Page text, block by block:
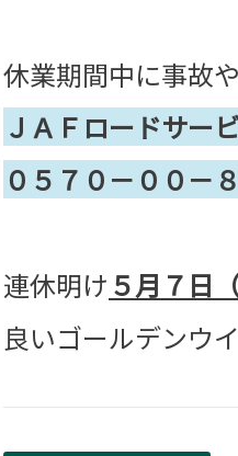
休業期間中に事故
ＪＡＦロードサー
０５７０－００－
連休明け ５月７日
良いゴールデンウ